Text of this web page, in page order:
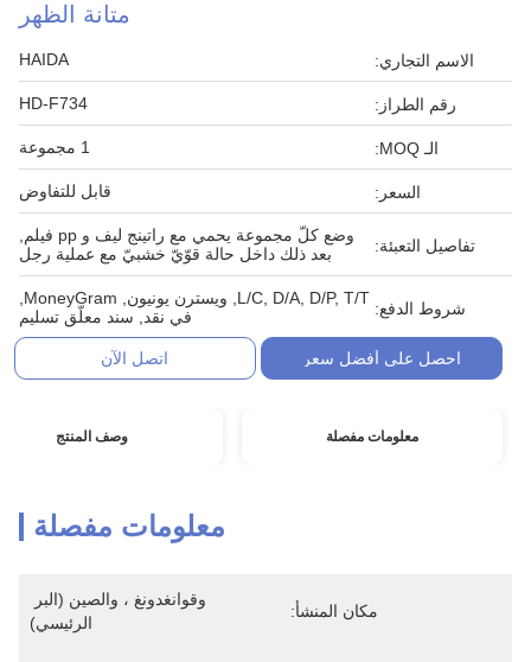
متانة الظهر
الاسم التجاري: HAIDA
رقم الطراز: HD-F734
الـ MOQ: 1 مجموعة
السعر: قابل للتفاوض
تفاصيل التعبئة:
وضع كلّ مجموعة يحمي مع راتينج ليف و pp فيلم,
بعد ذلك داخل حالة قوّيّ خشبيّ مع عملية رجل
شروط الدفع:
في نقد, سند معلّق تسليم
احصل على أفضل سعر اتصل الآن
معلومات مفصلة وصف المنتج
معلومات مفصلة
مكان المنشأ:
الرئيسي)